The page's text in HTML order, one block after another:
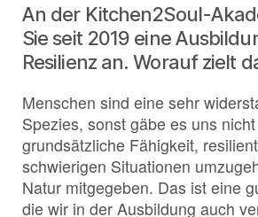
An der Kitchen2Soul-
Sie seit 2019 eine
Resilienz an. Worauf zielt
Menschen sind eine sehr
Spezies, sonst gäbe es uns
grundsätzliche Fähigkeit,
schwierigen Situationen
Natur mitgegeben. Das ist eine
die wir in der Ausbildung auch